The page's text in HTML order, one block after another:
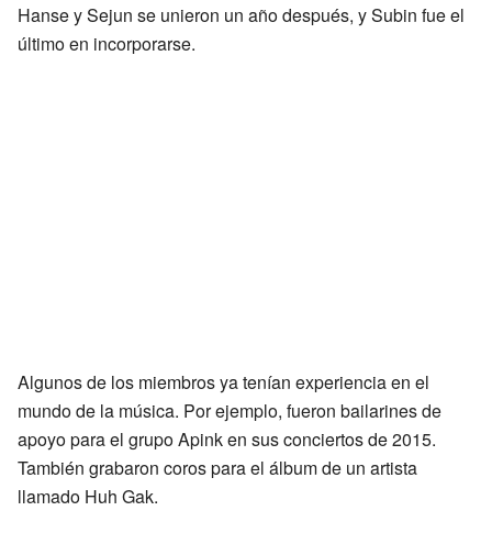
Hanse y Sejun se unieron un año después, y Subin fue el
último en incorporarse.
Algunos de los miembros ya tenían experiencia en el
mundo de la música. Por ejemplo, fueron bailarines de
apoyo para el grupo Apink en sus conciertos de 2015.
También grabaron coros para el álbum de un artista
llamado Huh Gak.